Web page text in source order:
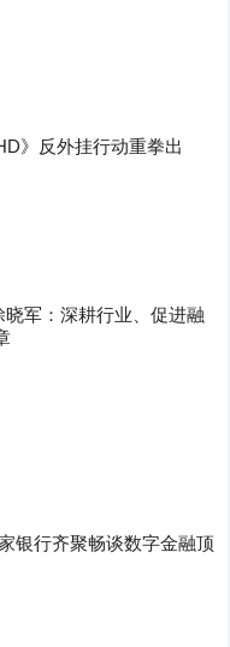
》反外挂行动重拳出
军：深耕行业、促进融
银行齐聚畅谈数字金融顶